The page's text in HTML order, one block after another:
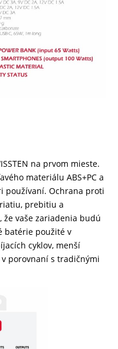
na prvom mieste.
materiálu ABS+PC a
používaní. Ochrana proti
prebitiu a
vaše zariadenia budú
batérie použité v
cyklov, menší
porovnaní s tradičnými